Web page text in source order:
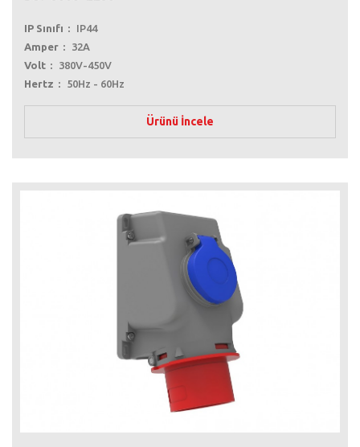
IP Sınıfı
IP44
Amper
32A
Volt
380V-450V
Hertz
50Hz - 60Hz
Ürünü İncele